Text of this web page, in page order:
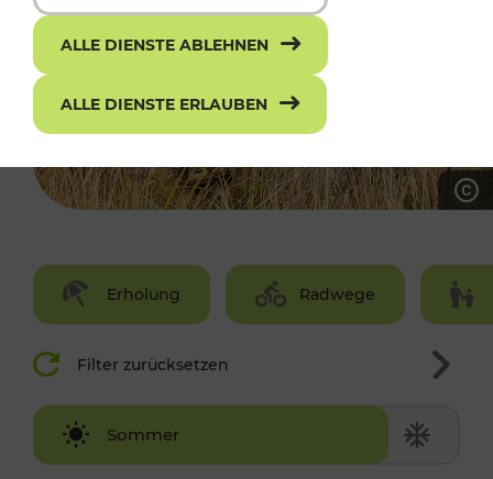
Erholung Radwege
Filter zurücksetzen
Sommer
Winter
ALLE DIENSTE ABLEHNEN
ALLE DIENSTE ERLAUBEN